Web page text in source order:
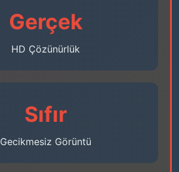
Gerçek
HD Çözünürlük
Sıfır
Gecikmesiz Görüntü